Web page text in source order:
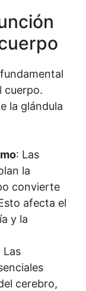
cuerpo.
la glándula
: Las
la
convierte
afecta el
y la
Las
cerebro,